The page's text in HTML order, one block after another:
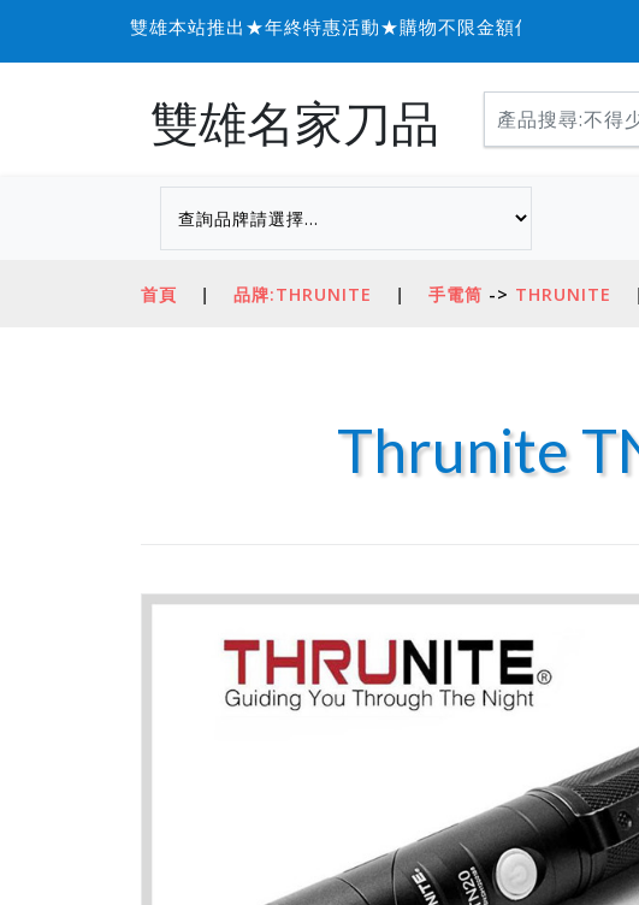
雙雄本站推出★年終特惠活動★購物不限金額信用卡可『6 期
雙雄名家刀品
首頁 | 品牌:THRUNITE | 手電筒 -> THRUNITE |
Thrunite